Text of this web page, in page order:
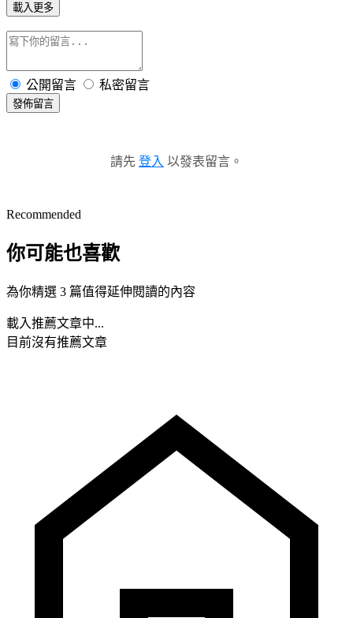
載入更多
公開留言 私密留言
發佈留言
請先 登入 以發表留言。
Recommended
你可能也喜歡
為你精選 3 篇值得延伸閱讀的內容
載入推薦文章中...
目前沒有推薦文章